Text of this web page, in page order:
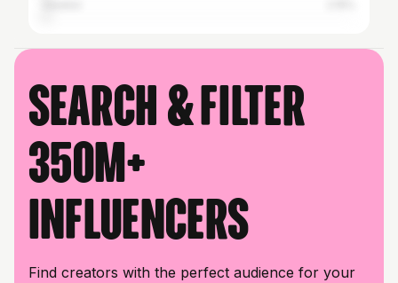
Search & filter
350M+
influencers
Find creators with the perfect audience for your